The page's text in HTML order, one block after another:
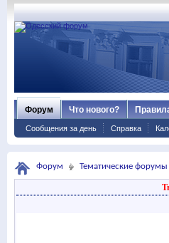
Форум
Сообщения за день Справка
Что нового?
Форум Тематические форумы